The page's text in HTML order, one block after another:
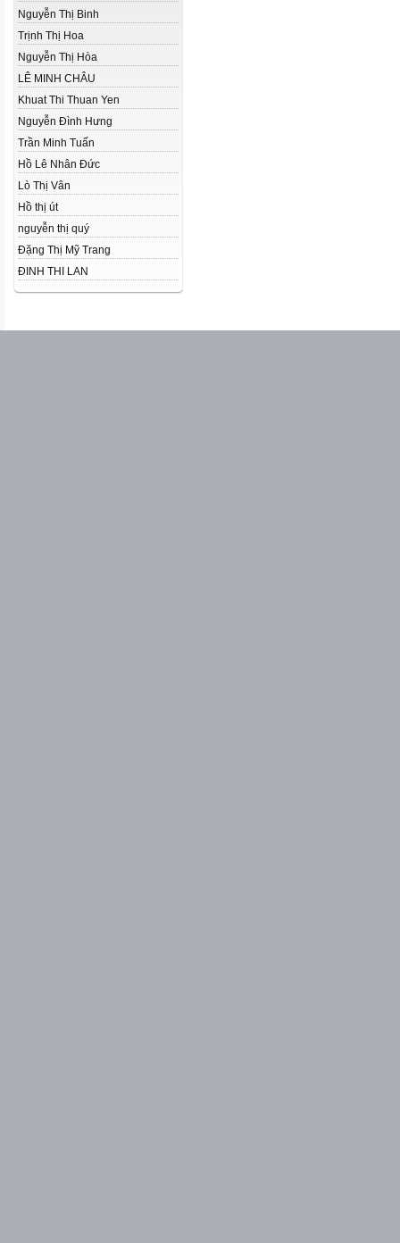
Nguyễn Thị Binh
Trịnh Thị Hoa
Nguyễn Thị Hòa
LÊ MINH CHÂU
Khuat Thi Thuan Yen
Nguyễn Đình Hưng
Trần Minh Tuấn
Hồ Lê Nhân Đức
Lò Thị Vân
Hồ thị út
nguyễn thị quý
Đặng Thị Mỹ Trang
ĐINH THI LAN